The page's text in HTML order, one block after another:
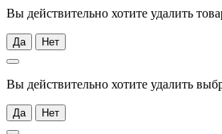
Вы действительно хотите удалить
Да Нет
Вы действительно хотите удалить
Да Нет